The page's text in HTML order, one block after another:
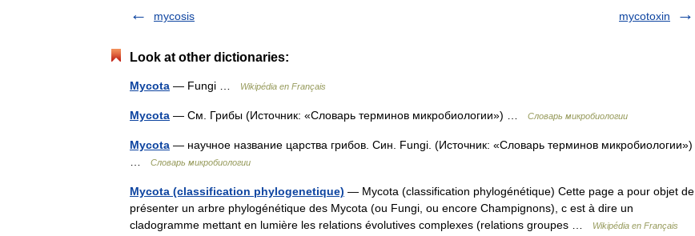
mycosis
mycotoxin
Look at other dictionaries:
Mycota — Fungi … Wikipédia en Français
Mycota — См. Грибы (Источник: «Словарь терминов микробиологии») … Словарь микробиологии
Mycota — научное название царства грибов. Син. Fungi. (Источник: «Словарь терминов микробиологии»)
Словарь микробиологии
Mycota (classification phylogenetique) — Mycota (classification phylogénétique) Cette page a pour objet de
présenter un arbre phylogénétique des Mycota (ou Fungi, ou encore Champignons), c est à dire un
cladogramme mettant en lumière les relations évolutives complexes (relations groupes …
Wikipédia en Français